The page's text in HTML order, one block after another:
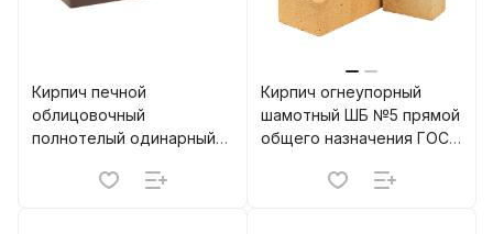
Кирпич печной
облицовочный
полнотелый одинарный
Кирпич огнеупорный
шамотный ШБ №5 прямой
общего назначения ГОСТ